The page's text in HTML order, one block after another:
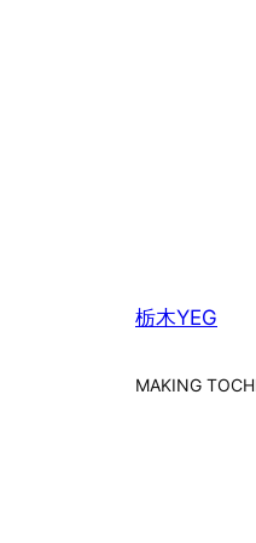
栃木YEG
MAKING